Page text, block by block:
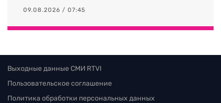
09.08.2026 / 07:45
Выходные данные СМИ RTVI
Пользовательское соглашение
Политика обработки персональных данных